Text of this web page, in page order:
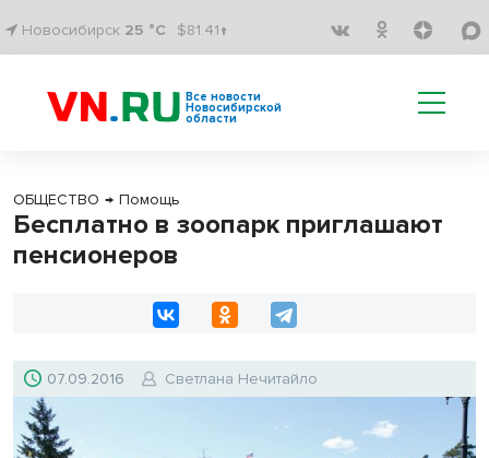
Новосибирск 25 °C $81.41↑
Все новости
Новосибирской
области
ОБЩЕСТВО → Помощь
Бесплатно в зоопарк приглашают
пенсионеров
07.09.2016 Светлана Нечитайло